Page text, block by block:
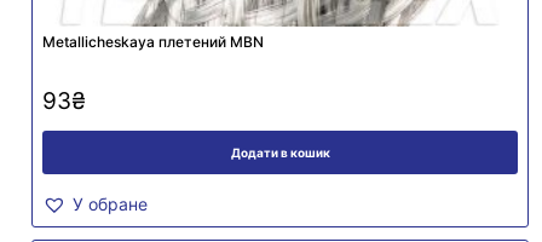
Metallicheskaya плетений MBN
93₴
Додати в кошик
У обране